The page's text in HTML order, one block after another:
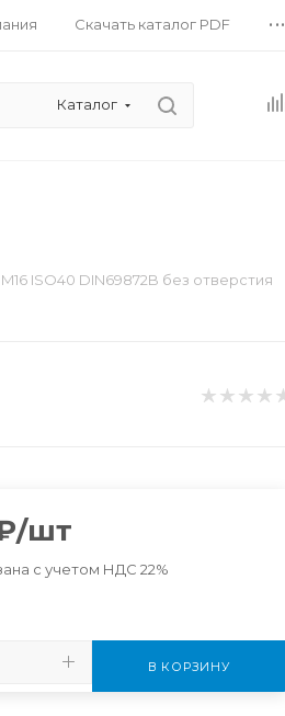
Скачать каталог PDF ...
Каталог
ISO40 DIN69872B без отверстия
/шт
с учетом НДС 22%
В КОРЗИНУ